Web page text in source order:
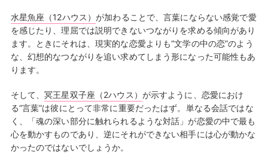
水星魚座（12ハウス）が加わることで、言葉にならない感覚で愛
を感じたり、理屈では説明できないつながりを求める傾向があり
ます。ときにそれは、現実的な恋愛よりも“文学の中の恋”のよう
な、幻想的なつながりを追い求めてしまう形になった可能性もあ
ります。
そして、冥王星双子座（2ハウス） が示すように、恋愛におけ
る“言葉”は彼にとって非常に重要だったはず。単なる会話ではな
く、「魂の深い部分に触れられるような対話」が恋愛の中で最も
心を動かすものであり、逆にそれができない相手には心が動かな
かったのではないでしょうか。